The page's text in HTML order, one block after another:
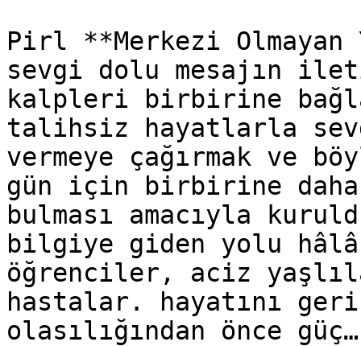
Pirl **Merkezi Olmayan
sevgi dolu mesajın
kalpleri birbirine
talihsiz hayatlarla
vermeye çağırmak ve
gün için birbirine
bulması amacıyla
bilgiye giden yolu
öğrenciler, aciz
hastalar. hayatını
olasılığından önce güç…